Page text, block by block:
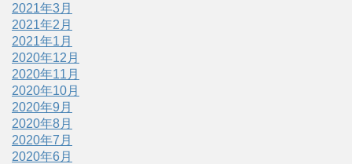
2021年3月
2021年2月
2021年1月
2020年12月
2020年11月
2020年10月
2020年9月
2020年8月
2020年7月
2020年6月